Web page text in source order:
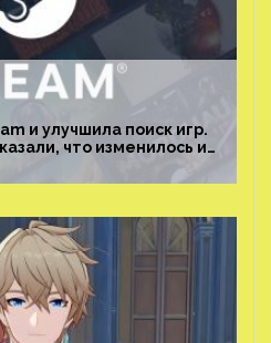
и улучшила поиск игр.
что изменилось и